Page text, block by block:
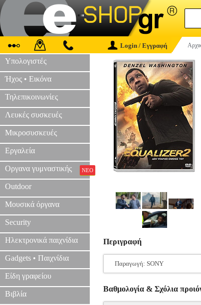
Login / Εγγραφή
Υπολογιστές
Ήχος • Εικόνα
Τηλεπικοινωνίες
Λευκές συσκευές
Μικροσυσκευές
Εργαλεία
Οργανα γυμναστικής ΝΕΟ
Outdoor
Μουσικά όργανα
Security
Ηλεκτρονικά παιχνίδια
Gadgets • Παιχνίδια
Είδη γραφείου
Βιβλία
Περιγραφή
Παραγωγή: SONY
Βαθμολογία & Σχόλια